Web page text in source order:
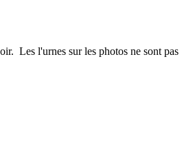
Les l'urnes sur les photos ne sont pas